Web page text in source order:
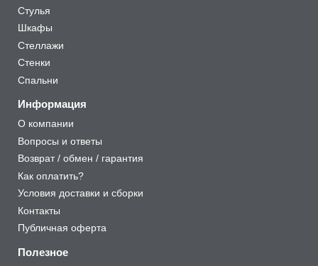
Стулья
Шкафы
Стеллажи
Стенки
Спальни
Информация
О компании
Вопросы и ответы
Возврат / обмен / гарантия
Как оплатить?
Условия доставки и сборки
Контакты
Публичная оферта
Полезное